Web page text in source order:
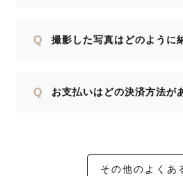
Q 撮影した写真はどのように
Q お支払いはどの決済方法が
その他のよくあ